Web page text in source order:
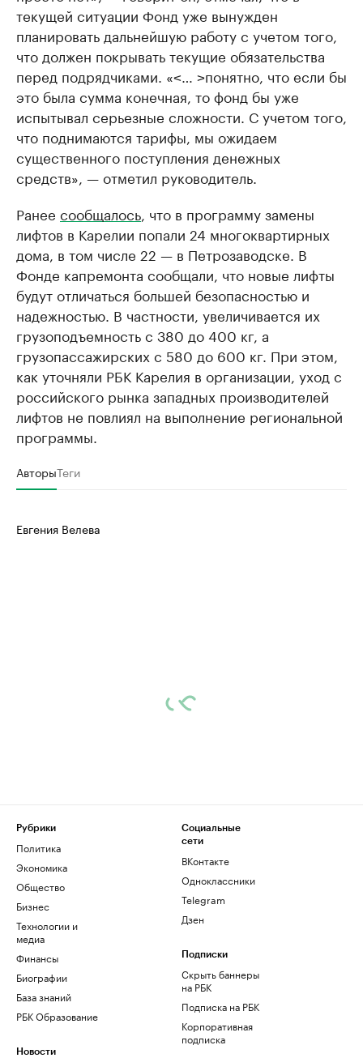
текущей ситуации Фонд уже вынужден
планировать дальнейшую работу с учетом того,
что должен покрывать текущие обязательства
перед подрядчиками. «˂… ˃понятно, что если бы
это была сумма конечная, то фонд бы уже
испытывал серьезные сложности. С учетом того,
что поднимаются тарифы, мы ожидаем
существенного поступления денежных
средств», — отметил руководитель.
Ранее сообщалось, что в программу замены
лифтов в Карелии попали 24 многоквартирных
дома, в том числе 22 — в Петрозаводске. В
Фонде капремонта сообщали, что новые лифты
будут отличаться большей безопасностью и
надежностью. В частности, увеличивается их
грузоподъемность с 380 до 400 кг, а
грузопассажирских с 580 до 600 кг. При этом,
как уточняли РБК Карелия в организации, уход с
российского рынка западных производителей
лифтов не повлиял на выполнение региональной
программы.
АвторыТеги
Евгения Велева
Рубрики
Политика
Экономика
Общество
Бизнес
Технологии и
медиа
Финансы
Биографии
База знаний
РБК Образование
Новости
Социальные
сети
ВКонтакте
Одноклассники
Telegram
Дзен
Подписки
Скрыть баннеры
на РБК
Подписка на РБК
Корпоративная
подписка